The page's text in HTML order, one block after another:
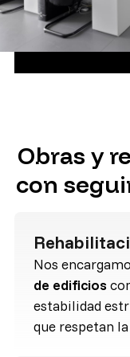
Obras y
con
Nos
de edificios
estabilidad
que respetan